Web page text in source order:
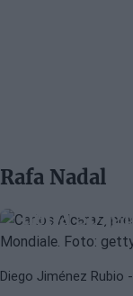
Rafa Nadal
reagito i
della
Diego Jiménez Rubio